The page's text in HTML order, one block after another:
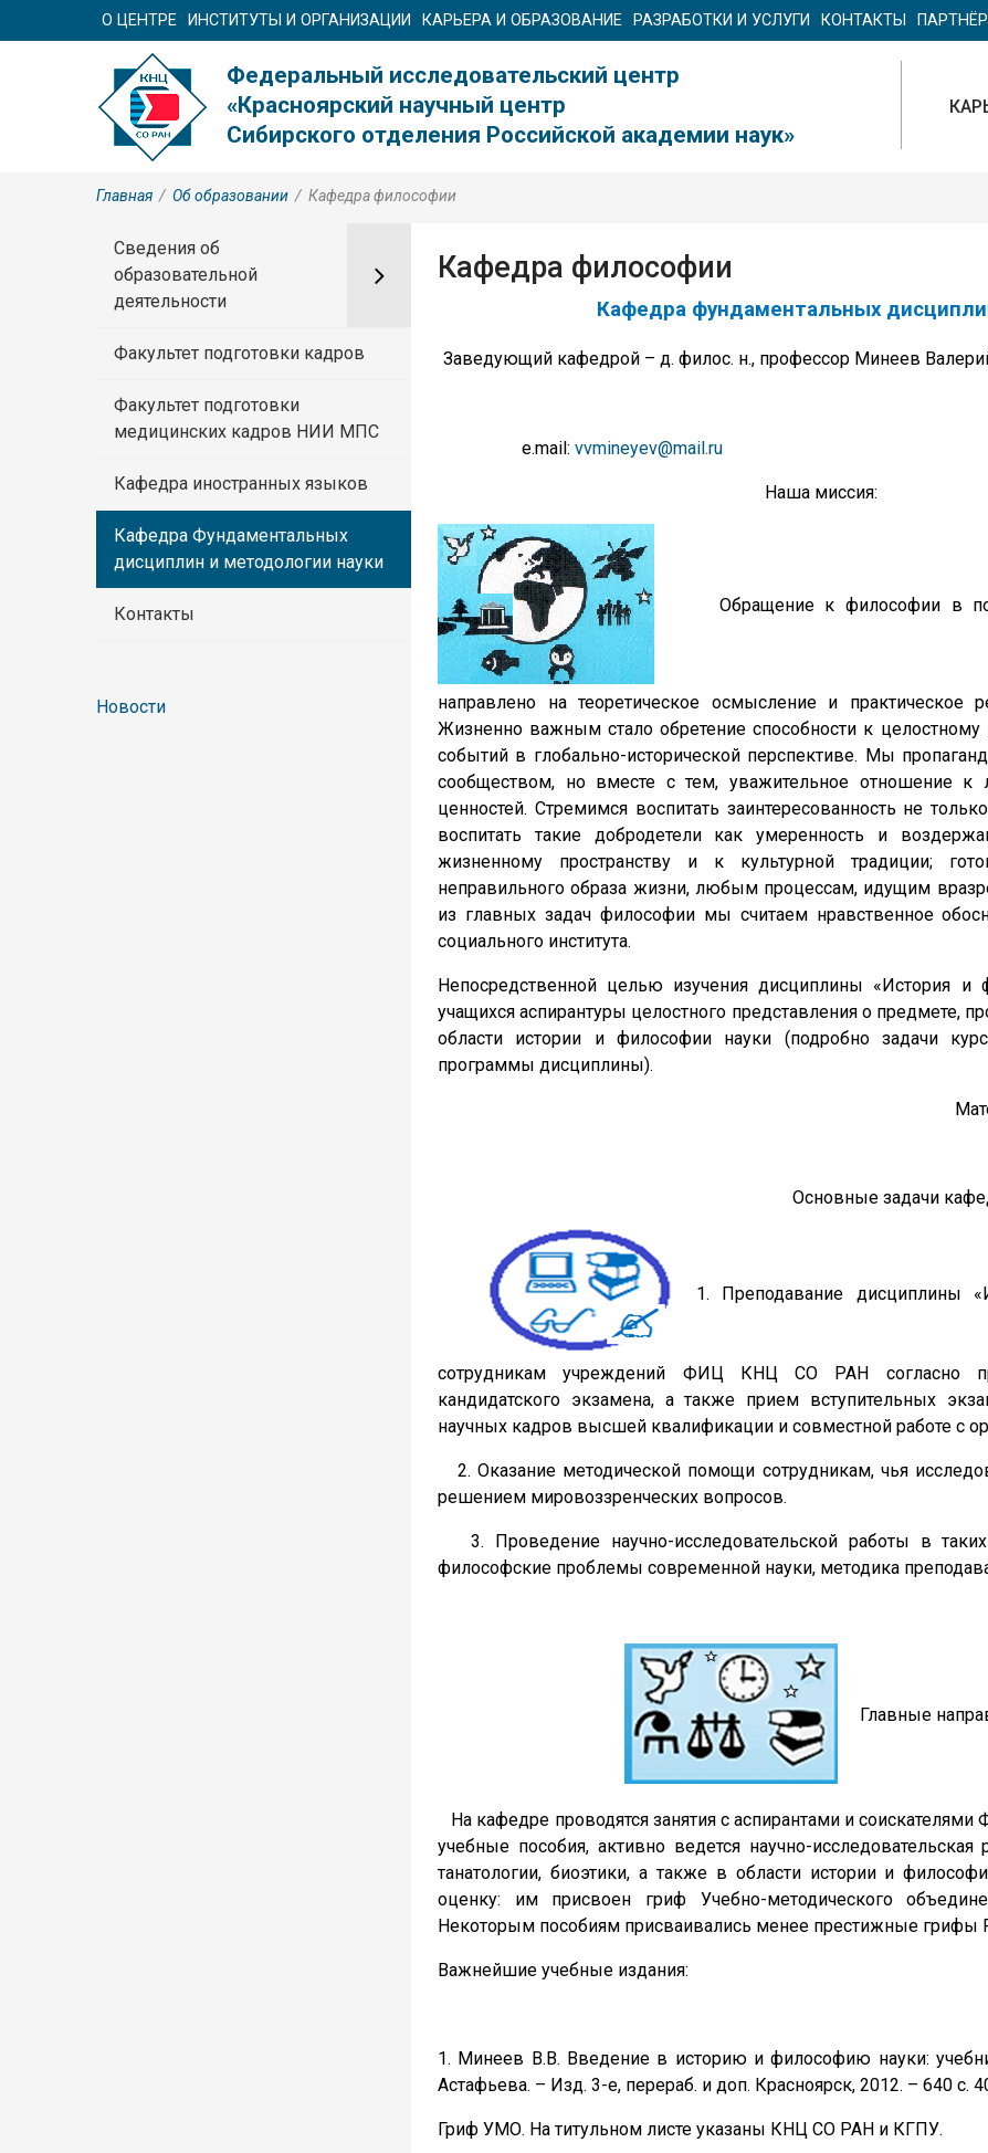
О ЦЕНТРЕ ИНСТИТУТЫ И ОРГАНИЗАЦИИ КАРЬЕРА И ОБРАЗОВАНИЕ РАЗРАБОТКИ И УСЛУГИ КОНТАКТЫ
Федеральный исследовательский центр
«Красноярский научный центр
Сибирского отделения Российской академии наук»
Главная / Об образовании / Кафедра философии
Сведения об
образовательной
деятельности
Факультет подготовки кадров
Факультет подготовки
медицинских кадров НИИ МПС
Кафедра иностранных языков
Кафедра Фундаментальных
дисциплин и методологии науки
Контакты
Новости
Кафедра философии
Кафедра фундаментальных
Заведующий кафедрой – д. филос. н., профессор Минеев
e.mail: vvmineyev@mail.ru
Наша миссия:
Обращение к философии в
направлено на теоретическое осмысление и
Жизненно важным стало обретение способности к
событий в глобально-исторической перспективе. Мы
сообществом, но вместе с тем, уважительное отношение
ценностей. Стремимся воспитать заинтересованность не
воспитать такие добродетели как умеренность и
жизненному пространству и к культурной традиции;
неправильного образа жизни, любым процессам, идущим
из главных задач философии мы считаем нравственное
социального института.
Непосредственной целью изучения дисциплины «История и
учащихся аспирантуры целостного представления о предмете,
области истории и философии науки (подробно задачи
программы дисциплины).
Основные задачи
1. Преподавание дисциплины
сотрудникам учреждений ФИЦ КНЦ СО РАН согласно
кандидатского экзамена, а также прием вступительных
научных кадров высшей квалификации и совместной работе с
2. Оказание методической помощи сотрудникам, чья
решением мировоззренческих вопросов.
3. Проведение научно-исследовательской работы в
философские проблемы современной науки, методика
Главные
На кафедре проводятся занятия с аспирантами и
учебные пособия, активно ведется научно-
танатологии, биоэтики, а также в области истории и
оценку: им присвоен гриф Учебно-методического
Некоторым пособиям присваивались менее престижные
Важнейшие учебные издания:
1. Минеев В.В. Введение в историю и философию науки:
Астафьева. – Изд. 3-е, перераб. и доп. Красноярск, 2012. – 640 с.
Гриф УМО. На титульном листе указаны КНЦ СО РАН и КГПУ.